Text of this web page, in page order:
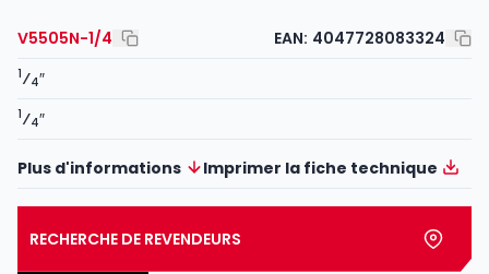
V5505N-1/4 EAN: 4047728083324
1⁄4″
1⁄4″
Plus d'informations Imprimer la fiche technique
RECHERCHE DE REVENDEURS